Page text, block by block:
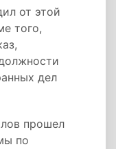
от этой
того,
дел
прошел
по